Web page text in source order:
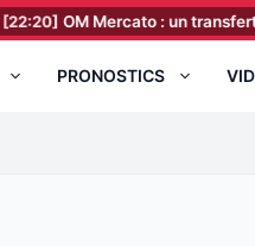
Mercato : un transfert à 15 M€
PRONOSTICS